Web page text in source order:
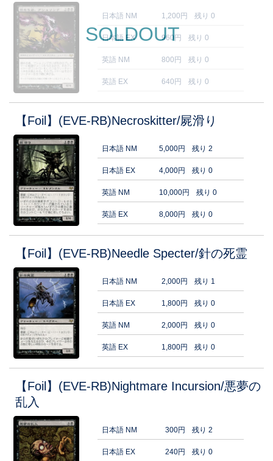
日本語 NM 1,200円 残り 0
日本語 EX 960円 残り 0
英語 NM 800円 残り 0
英語 EX 640円 残り 0
SOLDOUT
【Foil】(EVE-RB)Necroskitter/屍滑り
日本語 NM 5,000円 残り 2
日本語 EX 4,000円 残り 0
英語 NM 10,000円 残り 0
英語 EX 8,000円 残り 0
【Foil】(EVE-RB)Needle Specter/針の死霊
日本語 NM 2,000円 残り 1
日本語 EX 1,800円 残り 0
英語 NM 2,000円 残り 0
英語 EX 1,800円 残り 0
【Foil】(EVE-RB)Nightmare Incursion/悪夢の
乱入
日本語 NM 300円 残り 2
日本語 EX 240円 残り 0